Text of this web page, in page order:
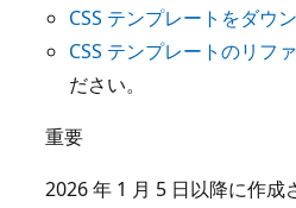
CSS テンプレートをダウ
CSS テンプレートのリフ
ださい。
重要
2026 年 1 月 5 日以降に作成